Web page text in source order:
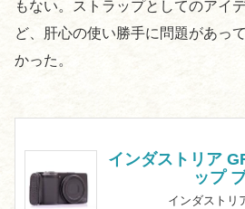
もない。ストラップとしてのアイ
ど、肝心の使い勝手に問題があっ
かった。
インダストリア
ップ
インダストリ